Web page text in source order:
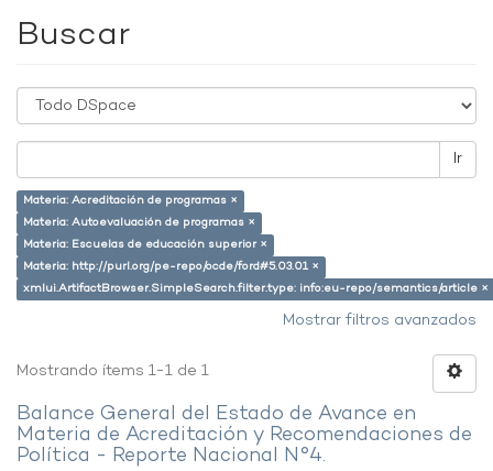
Buscar
Ir
Materia: Acreditación de programas ×
Materia: Autoevaluación de programas ×
Materia: Escuelas de educación superior ×
Materia: http://purl.org/pe-repo/ocde/ford#5.03.01 ×
xmlui.ArtifactBrowser.SimpleSearch.filter.type: info:eu-repo/semantics/article ×
Mostrar filtros avanzados
Mostrando ítems 1-1 de 1
Balance General del Estado de Avance en
Materia de Acreditación y Recomendaciones de
Política - Reporte Nacional N°4.